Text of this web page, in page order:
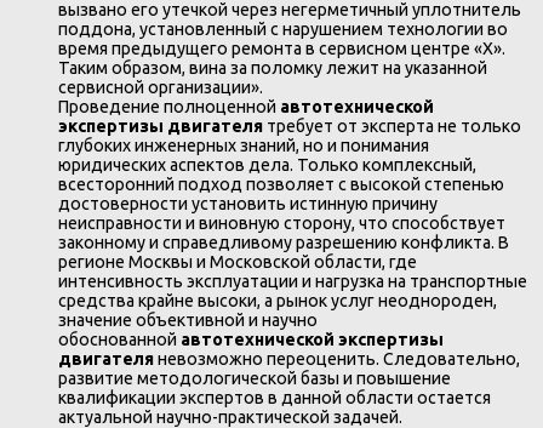
вызвано его утечкой через негерметичный уплотнитель
поддона, установленный с нарушением технологии во
время предыдущего ремонта в сервисном центре «Х».
Таким образом, вина за поломку лежит на указанной
сервисной организации».
Проведение полноценной автотехнической
экспертизы двигателя требует от эксперта не только
глубоких инженерных знаний, но и понимания
юридических аспектов дела. Только комплексный,
всесторонний подход позволяет с высокой степенью
достоверности установить истинную причину
неисправности и виновную сторону, что способствует
законному и справедливому разрешению конфликта. В
регионе Москвы и Московской области, где
интенсивность эксплуатации и нагрузка на транспортные
средства крайне высоки, а рынок услуг неоднороден,
значение объективной и научно
обоснованной автотехнической экспертизы
двигателяневозможно переоценить. Следовательно,
развитие методологической базы и повышение
квалификации экспертов в данной области остается
актуальной научно-практической задачей.